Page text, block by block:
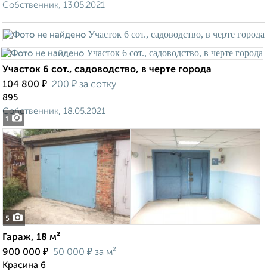
Собственник, 13.05.2021
1
Участок 6 сот., садоводство, в черте города
104 800 ₽ 200 ₽ за сотку
895
Собственник, 18.05.2021
5
Гараж, 18 м²
900 000 ₽ 50 000 ₽ за м²
Красина 6